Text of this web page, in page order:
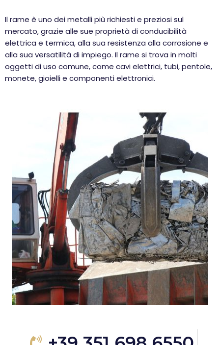
Il rame è uno dei metalli più richiesti e preziosi sul
mercato, grazie alle sue proprietà di conducibilità
elettrica e termica, alla sua resistenza alla corrosione e
alla sua versatilità di impiego. Il rame si trova in molti
oggetti di uso comune, come cavi elettrici, tubi, pentole,
monete, gioielli e componenti elettronici.